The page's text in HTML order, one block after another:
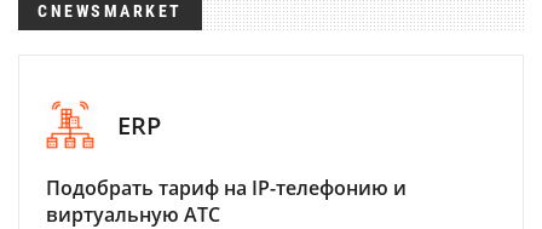
CNEWSMARKET
ERP
Подобрать тариф на IP-телефонию и
виртуальную АТС